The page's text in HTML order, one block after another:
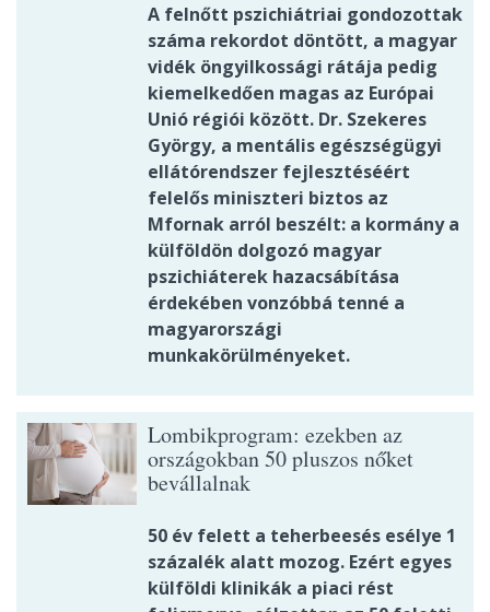
A felnőtt pszichiátriai gondozottak
száma rekordot döntött, a magyar
vidék öngyilkossági rátája pedig
kiemelkedően magas az Európai
Unió régiói között. Dr. Szekeres
György, a mentális egészségügyi
ellátórendszer fejlesztéséért
felelős miniszteri biztos az
Mfornak arról beszélt: a kormány a
külföldön dolgozó magyar
pszichiáterek hazacsábítása
érdekében vonzóbbá tenné a
magyarországi
munkakörülményeket.
Lombikprogram: ezekben az
országokban 50 pluszos nőket
bevállalnak
50 év felett a teherbeesés esélye 1
százalék alatt mozog. Ezért egyes
külföldi klinikák a piaci rést